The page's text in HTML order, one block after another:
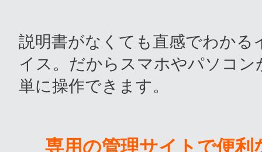
説明書がなくても直感でわかる
イス。だからスマホやパソコン
単に操作できます。
専用の管理サイトで便利